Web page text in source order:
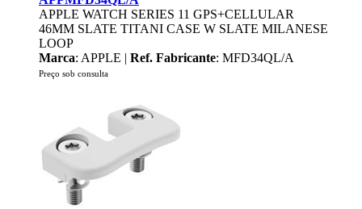
APPLE WATCH SERIES 11 GPS+CELLULAR
46MM SLATE TITANI CASE W SLATE MILANESE
LOOP
Marca: APPLE | Ref. Fabricante: MFD34QL/A
Preço sob consulta